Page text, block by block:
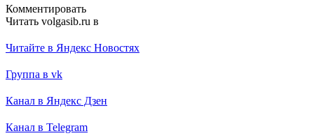
Комментировать
Читать volgasib.ru в
Читайте в Яндекс Новостях
Группа в vk
Канал в Яндекс Дзен
Канал в Telegram